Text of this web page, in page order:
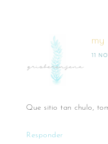
my
11
Que sitio tan chulo,
Responder